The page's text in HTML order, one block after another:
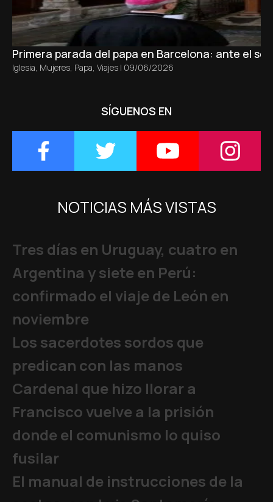
Primera parada del papa en Barcelona: ante el
Iglesia, Mujeres, Papa, Viajes | 09/06/2026
SÍGUENOS EN
NOTICIAS MÁS VISTAS
Tres días en Uruguay, cuatro en
Argentina y siete en Perú:
confirmado el viaje de León en
noviembre
Los sacerdotes sordos que
predican con las manos
Cardenal que hizo llorar a
Francisco vuelve a la prisión
donde el comunismo lo quiso
fusilar
El manual de instrucciones de la